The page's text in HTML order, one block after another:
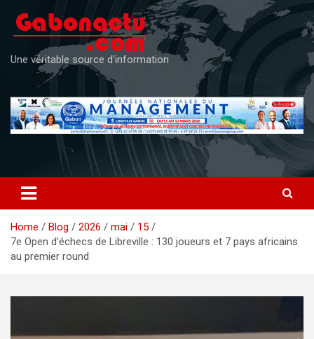
content
Une véritable source d'information
Home Blog 2026 mai
15
7e Open d’échecs de Libreville : 130 joueurs et 7 pays africains
au premier round